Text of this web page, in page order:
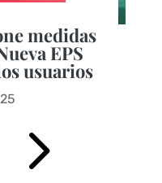
medidas
EPS
usuarios
5